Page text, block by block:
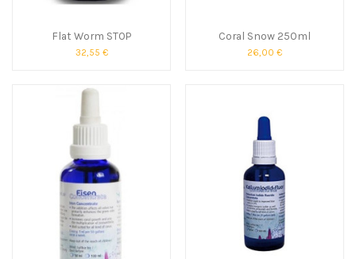
Flat Worm STOP
32,55 €
Coral Snow 250ml
26,00 €